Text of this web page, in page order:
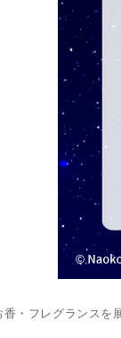
香・フレグランスを